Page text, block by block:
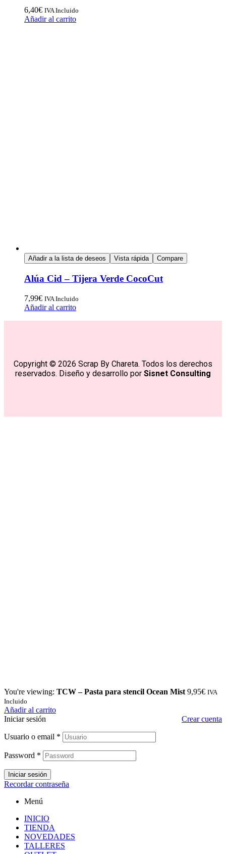
6,40€ IVA Incluido
Añadir al carrito
Añadir a la lista de deseos Vista rápida Compare
Alúa Cid – Tijera Verde CocoCut
7,99€ IVA Incluido
Añadir al carrito
Copyright © 2026 Scrap By Chareta. Todos los derechos
reservados. Diseño y desarrollo por Sisnet Consulting
You're viewing: TCW – Pasta para stencil Ocean Mist 9,95€ IVA
Incluido
Añadir al carrito
Iniciar sesión
Crear cuenta
Usuario o email *
Password *
Iniciar sesión
Recordar contraseña
Menú
INICIO
TIENDA
NOVEDADES
TALLERES